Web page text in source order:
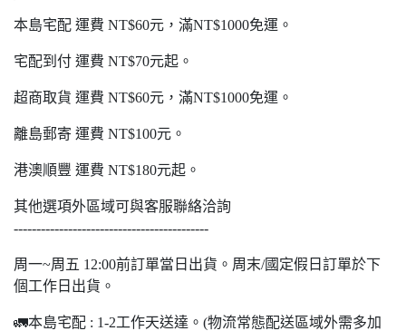
本島宅配 運費 NT$60元，滿NT$1000免運。
宅配到付 運費 NT$70元起。
超商取貨 運費 NT$60元，滿NT$1000免運。
離島郵寄 運費 NT$100元。
港澳順豐 運費 NT$180元起。
其他選項外區域可與客服聯絡洽詢
-------------------------------------------
周一~周五 12:00前訂單當日出貨。周末/國定假日訂單於下
個工作日出貨。
🚛本島宅配 : 1-2工作天送達。(物流常態配送區域外需多加